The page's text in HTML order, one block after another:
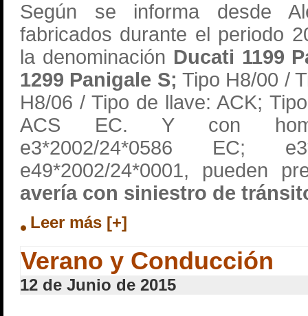
Según se informa desde
fabricados durante el periodo
la denominación Ducati 1199
1299 Panigale S; Tipo H8/00 /
H8/06 / Tipo de llave: ACK;
ACS EC. Y con
e3*2002/24*0586 EC;
e49*2002/24*0001, pueden
avería con siniestro de
Leer más [+]
Verano y Conducción
12 de Junio de 2015